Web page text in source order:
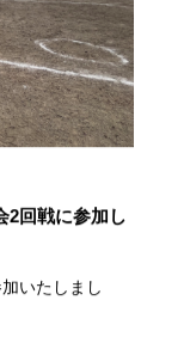
2回戦に参加し
いたしまし